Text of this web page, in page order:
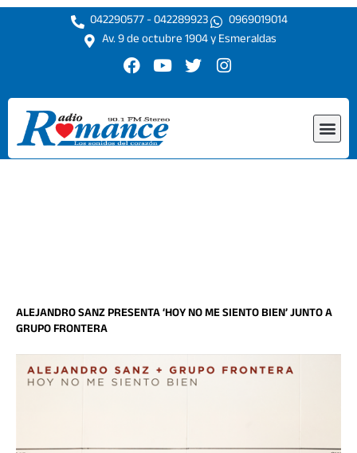
Ir
042290577 - 042289923
0969019014
Av. 9 de octubre 1904 y Esmeraldas
F
c
e
b
o
o
Y
u
t
u
b
e
T
i
r
I
s
r
ALEJANDRO SANZ PRESENTA ‘HOY NO ME SIENTO BIEN’ JUNTO A
GRUPO FRONTERA